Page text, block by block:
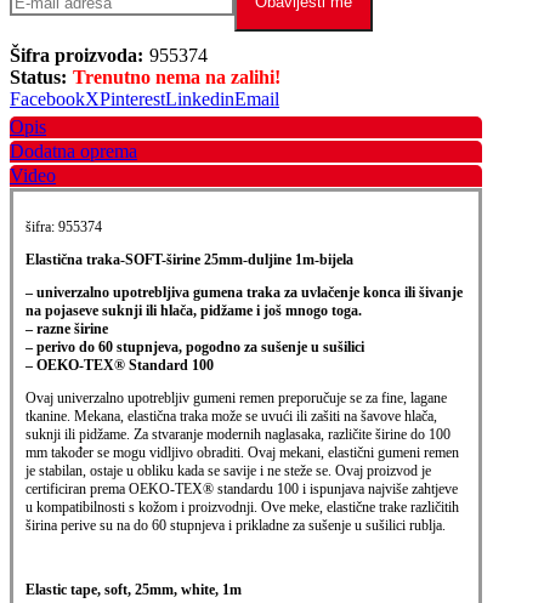
Šifra proizvoda: 955374
Status: Trenutno nema na zalihi!
FacebookXPinterestLinkedinEmail
Opis
Dodatna oprema
Video
šifra: 955374
Elastična traka-SOFT-širine 25mm-duljine 1m-bijela
– univerzalno upotrebljiva gumena traka za uvlačenje konca ili šivanje
na pojaseve suknji ili hlača, pidžame i još mnogo toga.
– razne širine
– perivo do 60 stupnjeva, pogodno za sušenje u sušilici
– OEKO-TEX® Standard 100
Ovaj univerzalno upotrebljiv gumeni remen preporučuje se za fine, lagane
tkanine. Mekana, elastična traka može se uvući ili zašiti na šavove hlača,
suknji ili pidžame. Za stvaranje modernih naglasaka, različite širine do 100
mm također se mogu vidljivo obraditi. Ovaj mekani, elastični gumeni remen
je stabilan, ostaje u obliku kada se savije i ne steže se. Ovaj proizvod je
certificiran prema OEKO-TEX® standardu 100 i ispunjava najviše zahtjeve
u kompatibilnosti s kožom i proizvodnji. Ove meke, elastične trake različitih
širina perive su na do 60 stupnjeva i prikladne za sušenje u sušilici rublja.
Elastic tape, soft, 25mm, white, 1m